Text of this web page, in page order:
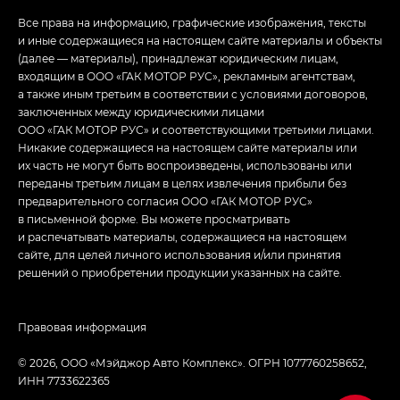
Все права на информацию, графические изображения, тексты
и иные содержащиеся на настоящем сайте материалы и объекты
(далее — материалы), принадлежат юридическим лицам,
входящим в ООО «ГАК МОТОР РУС», рекламным агентствам,
а также иным третьим в соответствии с условиями договоров,
заключенных между юридическими лицами
ООО «ГАК МОТОР РУС» и соответствующими третьими лицами.
Никакие содержащиеся на настоящем сайте материалы или
их часть не могут быть воспроизведены, использованы или
переданы третьим лицам в целях извлечения прибыли без
предварительного согласия ООО «ГАК МОТОР РУС»
в письменной форме. Вы можете просматривать
и распечатывать материалы, содержащиеся на настоящем
сайте, для целей личного использования и/или принятия
решений о приобретении продукции указанных на сайте.
© 2026, ООО «Мэйджор Авто Комплекс». ОГРН 1077760258652,
ИНН 7733622365
Правовая информация